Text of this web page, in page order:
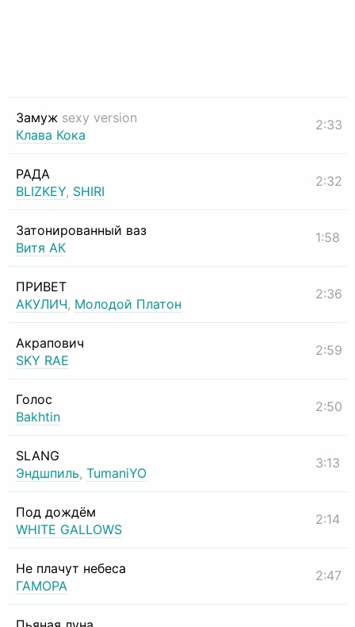
Замуж sexy version
Клава Кока
2:33
РАДА
BLIZKEY, SHIRI
2:32
Затонированный ваз
Витя АК
1:58
ПРИВЕТ
АКУЛИЧ, Молодой Платон
2:36
Акрапович
SKY RAE
2:59
Голос
Bakhtin
2:50
SLANG
Эндшпиль, TumaniYO
3:13
Под дождём
WHITE GALLOWS
2:14
Не плачут небеса
ГАМОРА
2:47